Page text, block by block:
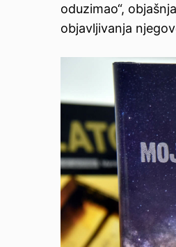
oduzimao“,
objavljivanja